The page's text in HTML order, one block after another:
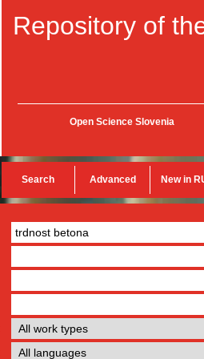
Repository of
Open Science Slovenia
Search Advanced New in